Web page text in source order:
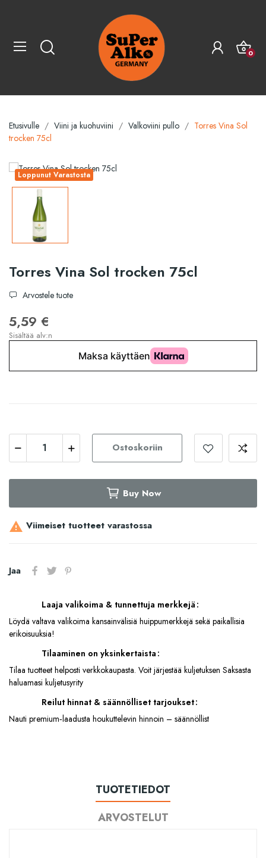
0
Etusivulle Viini ja kuohuviini Valkoviini pullo
Torres Vina Sol
trocken 75cl
Loppunut Varastosta
Torres Vina Sol trocken 75cl
Arvostele tuote
5,59 €
Sisältää alv:n
Ostoskoriin
Buy Now
 Viimeiset tuotteet varastossa
Jaa
Laaja valikoima & tunnettuja merkkejä
Löydä valtava valikoima kansainvälisiä huippumerkkejä sekä paikallisia
erikoisuuksia!
Tilaaminen on yksinkertaista
Tilaa tuotteet helposti verkkokaupasta. Voit järjestää kuljetuksen Saksasta
haluamasi kuljetusyrity
Reilut hinnat & säännölliset tarjoukset
Nauti premium‑laadusta houkuttelevin hinnoin – säännöllist
TUOTETIEDOT
ARVOSTELUT